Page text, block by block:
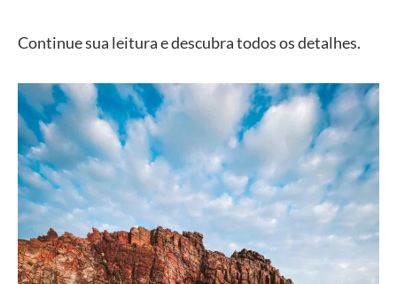
Continue sua leitura e descubra todos os detalhes.